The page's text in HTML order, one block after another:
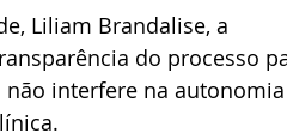
Liliam Brandalise, a
do processo
interfere na